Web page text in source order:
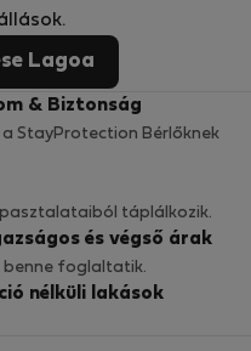
Lagoa
& Biztonság
StayProtection Bérlőknek
táplálkozik.
és végső árak
benne foglaltatik.
nélküli lakások